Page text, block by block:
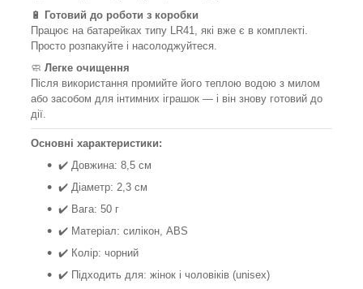
🔋 Готовий до роботи з коробки
Працює на батарейках типу LR41, які вже є в комплекті.
Просто розпакуйте і насолоджуйтеся.
🧼 Легке очищення
Після використання промийте його теплою водою з милом
або засобом для інтимних іграшок — і він знову готовий до
дії.
Основні характеристики:
✔️ Довжина: 8,5 см
✔️ Діаметр: 2,3 см
✔️ Вага: 50 г
✔️ Матеріал: силікон, ABS
✔️ Колір: чорний
✔️ Підходить для: жінок і чоловіків (unisex)